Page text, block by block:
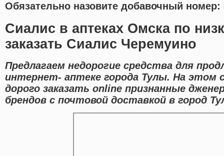
Обязательно назовите добавочный номер:
Сиалис в аптеках Омска по
заказать Сиалис Черемуино
Предлагаем недорогие средства для
интернет- аптеке города Тулы. На этом
дорого заказать online признанные
брендов с почтовой доставкой в город